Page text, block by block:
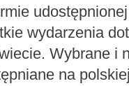
wydarzenia
Wybrane i
na